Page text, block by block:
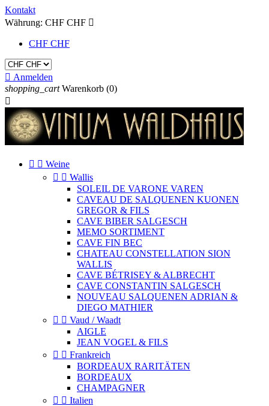
Kontakt
Währung: CHF CHF 
CHF CHF
 Anmelden
shopping_cart Warenkorb (0)

  Weine
  Wallis
SOLEIL DE VARONE VAREN
CAVEAU DE SALQUENEN KUONEN
GREGOR & FILS
CAVE BIBER SALGESCH
MEMO SORTIMENT
CAVE FIN BEC
CHATEAU CONSTELLATION SION
WALLIS
CAVE BÉTRISEY & ALBRECHT
CAVE CONSTANTIN SALGESCH
NOUVEAU SALQUENEN ADRIAN &
DIEGO MATHIER
  Vaud / Waadt
AIGLE
JEAN VOGEL & FILS
  Frankreich
BORDEAUX RARITÄTEN
BORDEAUX
CHAMPAGNER
  Italien